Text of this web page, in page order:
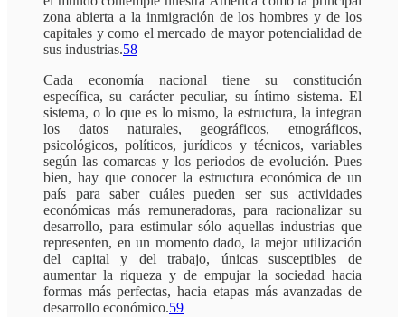
zona abierta a la inmigración de los hombres y de los
capitales y como el mercado de mayor potencialidad de
sus industrias.58
Cada economía nacional tiene su constitución
específica, su carácter peculiar, su íntimo sistema. El
sistema, o lo que es lo mismo, la estructura, la integran
los datos naturales, geográficos, etnográficos,
psicológicos, políticos, jurídicos y técnicos, variables
según las comarcas y los periodos de evolución. Pues
bien, hay que conocer la estructura económica de un
país para saber cuáles pueden ser sus actividades
económicas más remuneradoras, para racionalizar su
desarrollo, para estimular sólo aquellas industrias que
representen, en un momento dado, la mejor utilización
del capital y del trabajo, únicas susceptibles de
aumentar la riqueza y de empujar la sociedad hacia
formas más perfectas, hacia etapas más avanzadas de
desarrollo económico.59